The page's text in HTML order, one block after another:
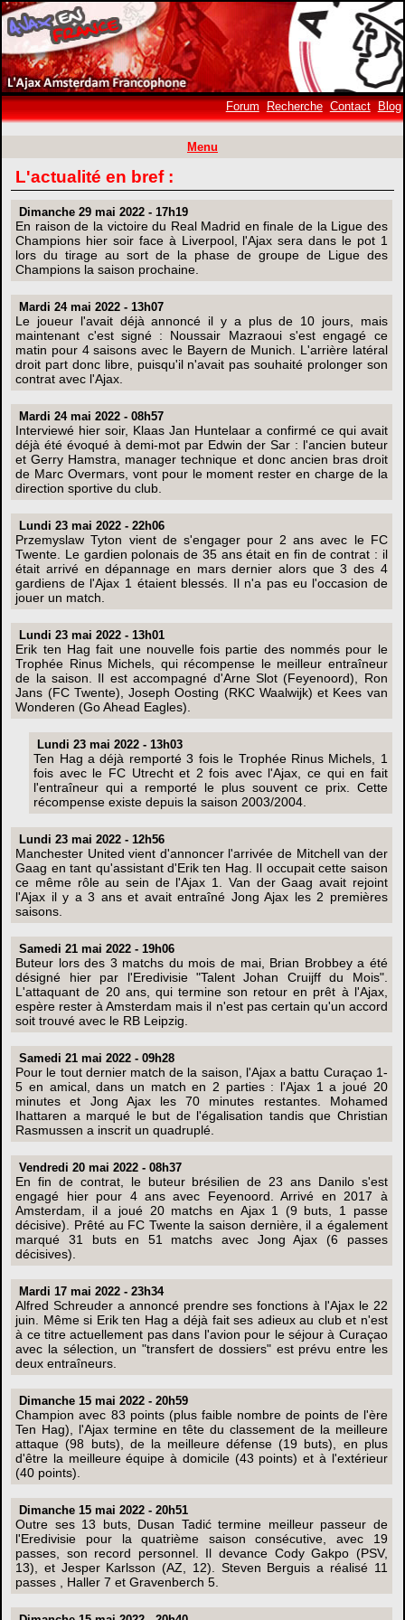
Forum Recherche Contact Blog
Menu
L'actualité en bref :
Dimanche 29 mai 2022 - 17h19
En raison de la victoire du Real Madrid en finale de la Ligue des
Champions hier soir face à Liverpool, l'Ajax sera dans le pot 1
lors du tirage au sort de la phase de groupe de Ligue des
Champions la saison prochaine.
Mardi 24 mai 2022 - 13h07
Le joueur l'avait déjà annoncé il y a plus de 10 jours, mais
maintenant c'est signé : Noussair Mazraoui s'est engagé ce
matin pour 4 saisons avec le Bayern de Munich. L'arrière latéral
droit part donc libre, puisqu'il n'avait pas souhaité prolonger son
contrat avec l'Ajax.
Mardi 24 mai 2022 - 08h57
Interviewé hier soir, Klaas Jan Huntelaar a confirmé ce qui avait
déjà été évoqué à demi-mot par Edwin der Sar : l'ancien buteur
et Gerry Hamstra, manager technique et donc ancien bras droit
de Marc Overmars, vont pour le moment rester en charge de la
direction sportive du club.
Lundi 23 mai 2022 - 22h06
Przemyslaw Tyton vient de s'engager pour 2 ans avec le FC
Twente. Le gardien polonais de 35 ans était en fin de contrat : il
était arrivé en dépannage en mars dernier alors que 3 des 4
gardiens de l'Ajax 1 étaient blessés. Il n'a pas eu l'occasion de
jouer un match.
Lundi 23 mai 2022 - 13h01
Erik ten Hag fait une nouvelle fois partie des nommés pour le
Trophée Rinus Michels, qui récompense le meilleur entraîneur
de la saison. Il est accompagné d'Arne Slot (Feyenoord), Ron
Jans (FC Twente), Joseph Oosting (RKC Waalwijk) et Kees van
Wonderen (Go Ahead Eagles).
Lundi 23 mai 2022 - 13h03
Ten Hag a déjà remporté 3 fois le Trophée Rinus Michels, 1
fois avec le FC Utrecht et 2 fois avec l'Ajax, ce qui en fait
l'entraîneur qui a remporté le plus souvent ce prix. Cette
récompense existe depuis la saison 2003/2004.
Lundi 23 mai 2022 - 12h56
Manchester United vient d'annoncer l'arrivée de Mitchell van der
Gaag en tant qu'assistant d'Erik ten Hag. Il occupait cette saison
ce même rôle au sein de l'Ajax 1. Van der Gaag avait rejoint
l'Ajax il y a 3 ans et avait entraîné Jong Ajax les 2 premières
saisons.
Samedi 21 mai 2022 - 19h06
Buteur lors des 3 matchs du mois de mai, Brian Brobbey a été
désigné hier par l'Eredivisie "Talent Johan Cruijff du Mois".
L'attaquant de 20 ans, qui termine son retour en prêt à l'Ajax,
espère rester à Amsterdam mais il n'est pas certain qu'un accord
soit trouvé avec le RB Leipzig.
Samedi 21 mai 2022 - 09h28
Pour le tout dernier match de la saison, l'Ajax a battu Curaçao 1-
5 en amical, dans un match en 2 parties : l'Ajax 1 a joué 20
minutes et Jong Ajax les 70 minutes restantes. Mohamed
Ihattaren a marqué le but de l'égalisation tandis que Christian
Rasmussen a inscrit un quadruplé.
Vendredi 20 mai 2022 - 08h37
En fin de contrat, le buteur brésilien de 23 ans Danilo s'est
engagé hier pour 4 ans avec Feyenoord. Arrivé en 2017 à
Amsterdam, il a joué 20 matchs en Ajax 1 (9 buts, 1 passe
décisive). Prêté au FC Twente la saison dernière, il a également
marqué 31 buts en 51 matchs avec Jong Ajax (6 passes
décisives).
Mardi 17 mai 2022 - 23h34
Alfred Schreuder a annoncé prendre ses fonctions à l'Ajax le 22
juin. Même si Erik ten Hag a déjà fait ses adieux au club et n'est
à ce titre actuellement pas dans l'avion pour le séjour à Curaçao
avec la sélection, un "transfert de dossiers" est prévu entre les
deux entraîneurs.
Dimanche 15 mai 2022 - 20h59
Champion avec 83 points (plus faible nombre de points de l'ère
Ten Hag), l'Ajax termine en tête du classement de la meilleure
attaque (98 buts), de la meilleure défense (19 buts), en plus
d'être la meilleure équipe à domicile (43 points) et à l'extérieur
(40 points).
Dimanche 15 mai 2022 - 20h51
Outre ses 13 buts, Dusan Tadić termine meilleur passeur de
l'Eredivisie pour la quatrième saison consécutive, avec 19
passes, son record personnel. Il devance Cody Gakpo (PSV,
13), et Jesper Karlsson (AZ, 12). Steven Berguis a réalisé 11
passes , Haller 7 et Gravenberch 5.